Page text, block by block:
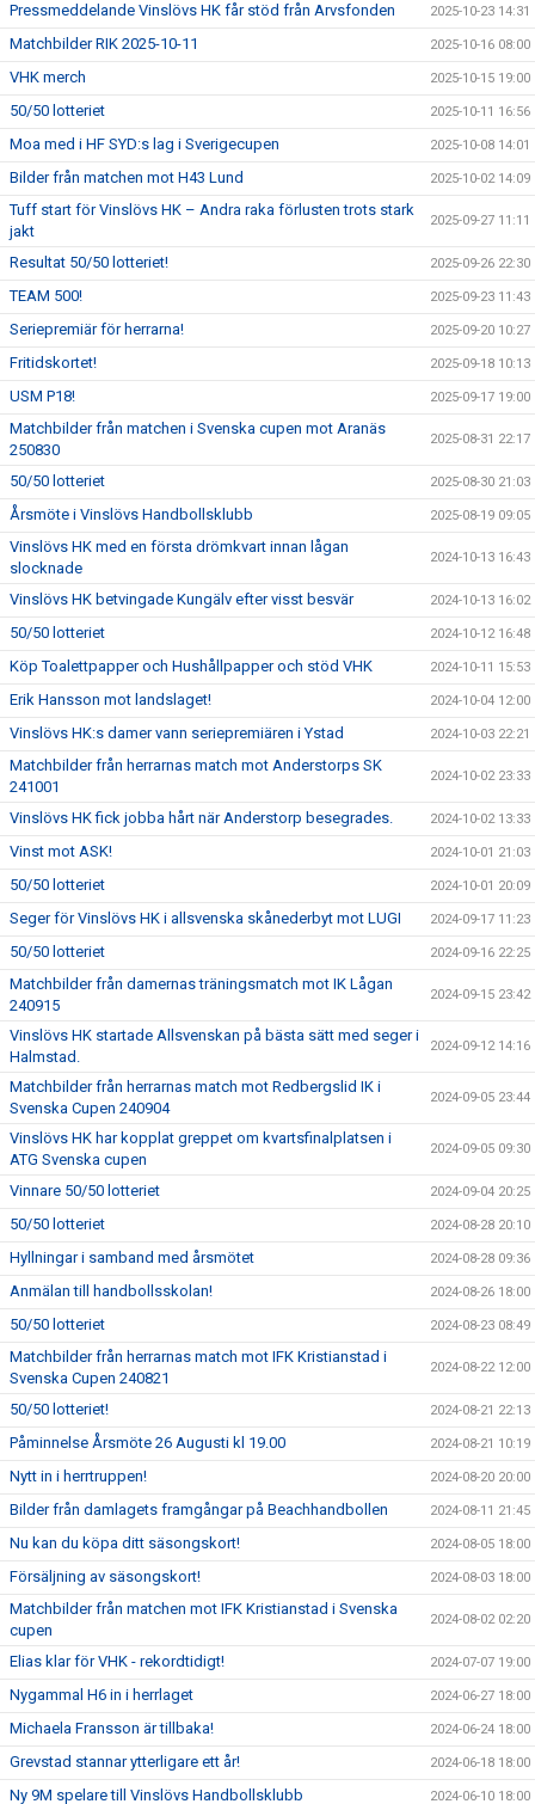
Pressmeddelande Vinslövs HK får stöd från Arvsfonden 2025-10-23 14:31
Matchbilder RIK 2025-10-11 2025-10-16 08:00
VHK merch 2025-10-15 19:00
50/50 lotteriet 2025-10-11 16:56
Moa med i HF SYD:s lag i Sverigecupen 2025-10-08 14:01
Bilder från matchen mot H43 Lund 2025-10-02 14:09
Tuff start för Vinslövs HK – Andra raka förlusten trots stark
jakt
2025-09-27 11:11
Resultat 50/50 lotteriet! 2025-09-26 22:30
TEAM 500! 2025-09-23 11:43
Seriepremiär för herrarna! 2025-09-20 10:27
Fritidskortet! 2025-09-18 10:13
USM P18! 2025-09-17 19:00
Matchbilder från matchen i Svenska cupen mot Aranäs
250830
2025-08-31 22:17
50/50 lotteriet 2025-08-30 21:03
Årsmöte i Vinslövs Handbollsklubb 2025-08-19 09:05
Vinslövs HK med en första drömkvart innan lågan
slocknade
2024-10-13 16:43
Vinslövs HK betvingade Kungälv efter visst besvär 2024-10-13 16:02
50/50 lotteriet 2024-10-12 16:48
Köp Toalettpapper och Hushållpapper och stöd VHK 2024-10-11 15:53
Erik Hansson mot landslaget! 2024-10-04 12:00
Vinslövs HK:s damer vann seriepremiären i Ystad 2024-10-03 22:21
Matchbilder från herrarnas match mot Anderstorps SK
241001
2024-10-02 23:33
Vinslövs HK fick jobba hårt när Anderstorp besegrades. 2024-10-02 13:33
Vinst mot ASK! 2024-10-01 21:03
50/50 lotteriet 2024-10-01 20:09
Seger för Vinslövs HK i allsvenska skånederbyt mot LUGI 2024-09-17 11:23
50/50 lotteriet 2024-09-16 22:25
Matchbilder från damernas träningsmatch mot IK Lågan
240915
2024-09-15 23:42
Vinslövs HK startade Allsvenskan på bästa sätt med seger i
Halmstad.
2024-09-12 14:16
Matchbilder från herrarnas match mot Redbergslid IK i
Svenska Cupen 240904
2024-09-05 23:44
Vinslövs HK har kopplat greppet om kvartsfinalplatsen i
ATG Svenska cupen
2024-09-05 09:30
Vinnare 50/50 lotteriet 2024-09-04 20:25
50/50 lotteriet 2024-08-28 20:10
Hyllningar i samband med årsmötet 2024-08-28 09:36
Anmälan till handbollsskolan! 2024-08-26 18:00
50/50 lotteriet 2024-08-23 08:49
Matchbilder från herrarnas match mot IFK Kristianstad i
Svenska Cupen 240821
2024-08-22 12:00
50/50 lotteriet! 2024-08-21 22:13
Påminnelse Årsmöte 26 Augusti kl 19.00 2024-08-21 10:19
Nytt in i herrtruppen! 2024-08-20 20:00
Bilder från damlagets framgångar på Beachhandbollen 2024-08-11 21:45
Nu kan du köpa ditt säsongskort! 2024-08-05 18:00
Försäljning av säsongskort! 2024-08-03 18:00
Matchbilder från matchen mot IFK Kristianstad i Svenska
cupen
2024-08-02 02:20
Elias klar för VHK - rekordtidigt! 2024-07-07 19:00
Nygammal H6 in i herrlaget 2024-06-27 18:00
Michaela Fransson är tillbaka! 2024-06-24 18:00
Grevstad stannar ytterligare ett år! 2024-06-18 18:00
Ny 9M spelare till Vinslövs Handbollsklubb 2024-06-10 18:00